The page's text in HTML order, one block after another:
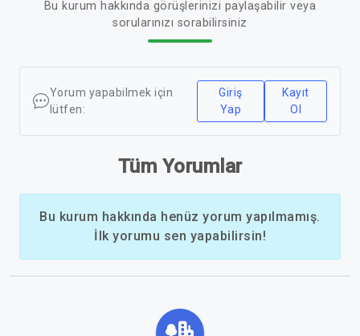
Bu kurum hakkında görüşlerinizi paylaşabilir veya
sorularınızı sorabilirsiniz
Yorum yapabilmek için
lütfen:
Giriş
Yap
Kayıt
Ol
Tüm Yorumlar
Bu kurum hakkında henüz yorum yapılmamış.
İlk yorumu sen yapabilirsin!